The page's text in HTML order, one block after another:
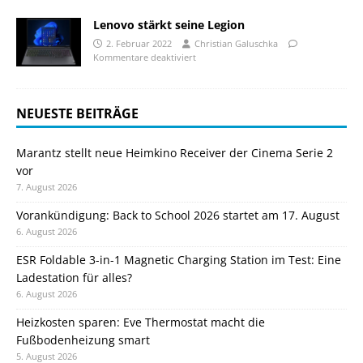
Lenovo stärkt seine Legion
2. Februar 2022
Christian Galuschka
Kommentare deaktiviert
NEUESTE BEITRÄGE
Marantz stellt neue Heimkino Receiver der Cinema Serie 2
vor
7. August 2026
Vorankündigung: Back to School 2026 startet am 17. August
6. August 2026
ESR Foldable 3-in-1 Magnetic Charging Station im Test: Eine
Ladestation für alles?
6. August 2026
Heizkosten sparen: Eve Thermostat macht die
Fußbodenheizung smart
5. August 2026